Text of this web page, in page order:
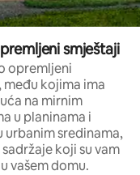
smještaji
opremljeni
među kojima ima
na mirnim
u planinama i
urbanim sredinama,
sadržaje koji su vam
vašem domu.